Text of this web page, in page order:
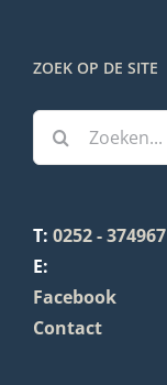
ZOEK OP DE SITE
Zoeken
naar:
T: 0252 - 374967
E:
Facebook
Contact